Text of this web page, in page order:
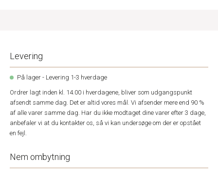
Levering
På lager - Levering 1-3 hverdage
Ordrer lagt inden kl. 14.00 i hverdagene, bliver som udgangspunkt
afsendt samme dag. Det er altid vores mål. Vi afsender mere end 90 %
af alle varer samme dag. Har du ikke modtaget dine varer efter 3 dage,
anbefaler vi at du kontakter os, så vi kan undersøge om der er opstået
en fejl.
Nem ombytning